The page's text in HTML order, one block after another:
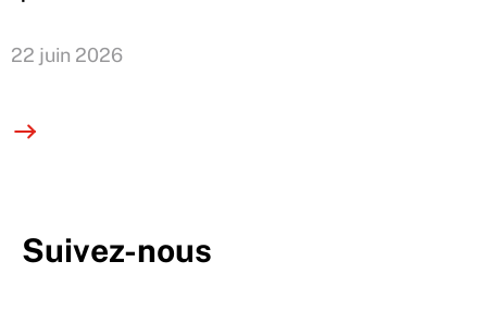
22 juin 2026
Suivez-nous